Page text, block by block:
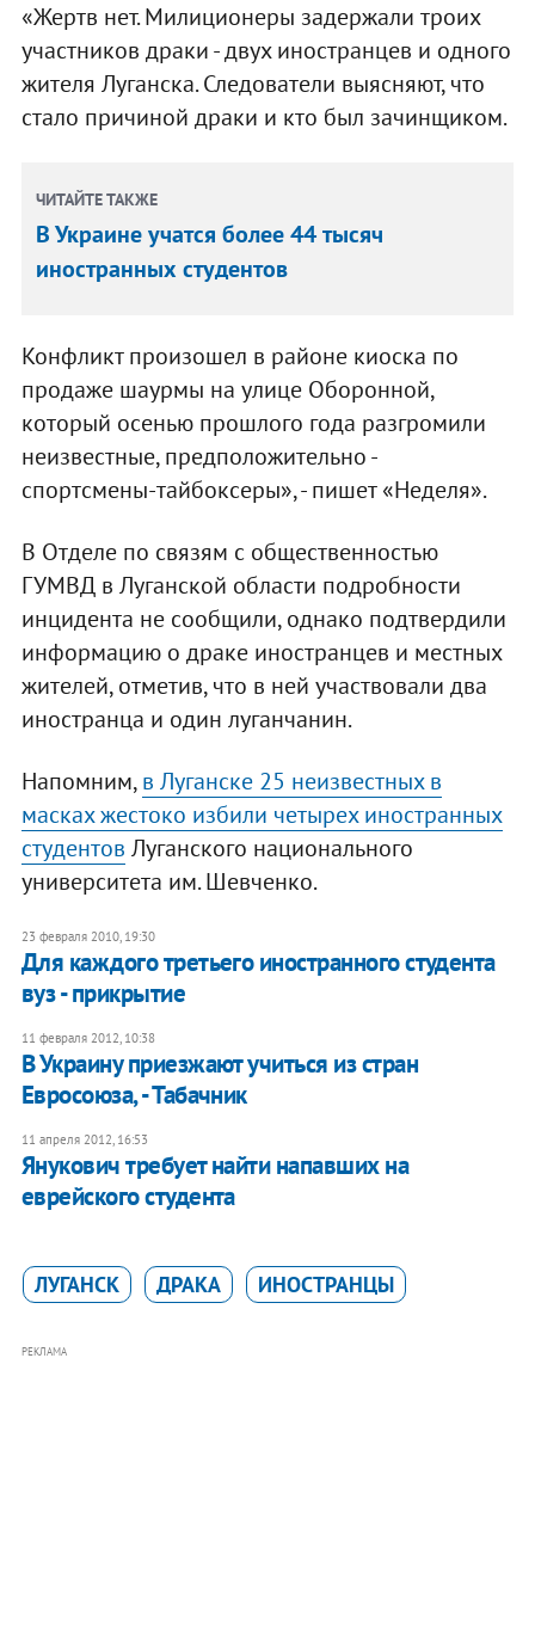
«Жертв нет. Милиционеры задержали троих
участников драки - двух иностранцев и одного
жителя Луганска. Следователи выясняют, что
стало причиной драки и кто был зачинщиком.
ЧИТАЙТЕ ТАКЖЕ
В Украине учатся более 44 тысяч
иностранных студентов
Конфликт произошел в районе киоска по
продаже шаурмы на улице Оборонной,
который осенью прошлого года разгромили
неизвестные, предположительно -
спортсмены-тайбоксеры», - пишет «Неделя».
В Отделе по связям с общественностью
ГУМВД в Луганской области подробности
инцидента не сообщили, однако подтвердили
информацию о драке иностранцев и местных
жителей, отметив, что в ней участвовали два
иностранца и один луганчанин.
Напомним,в Луганске 25 неизвестных в
масках жестоко избили четырех иностранных
студентов Луганского национального
университета им. Шевченко.
23 февраля 2010, 19:30
Для каждого третьего иностранного студента
вуз - прикрытие
11 февраля 2012, 10:38
В Украину приезжают учиться из стран
Евросоюза, - Табачник
11 апреля 2012, 16:53
Янукович требует найти напавших на
еврейского студента
ЛУГАНСК ДРАКА ИНОСТРАНЦЫ
РЕКЛАМА